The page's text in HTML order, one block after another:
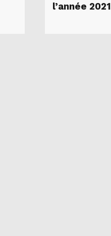
l’année 2021